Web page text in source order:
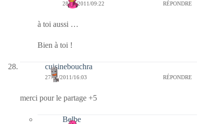
28/01/2011/09:22 RÉPONDRE
à toi aussi …
Bien à toi !
cuisinebouchra
27/01/2011/16:03 RÉPONDRE
merci pour le partage +5
Belbe